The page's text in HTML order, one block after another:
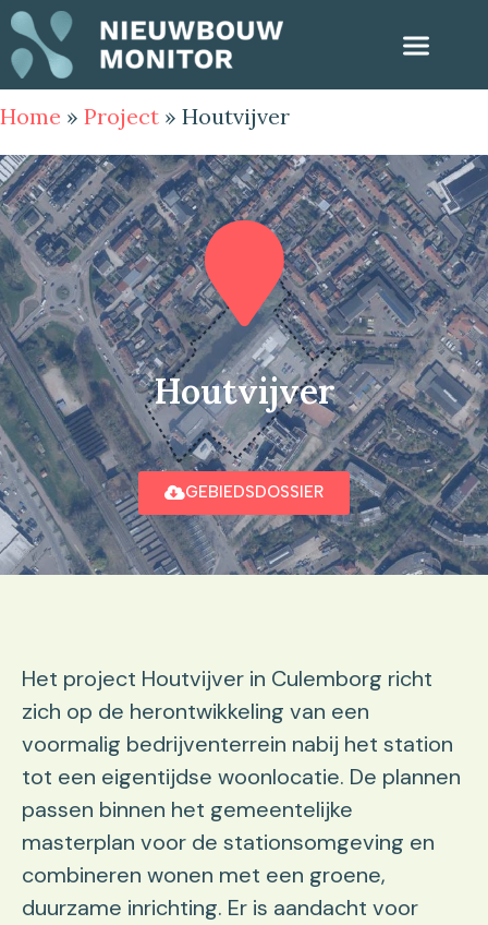
Home » Project » Houtvijver
Houtvijver
GEBIEDSDOSSIER
Het project Houtvijver in Culemborg richt
zich op de herontwikkeling van een
voormalig bedrijventerrein nabij het station
tot een eigentijdse woonlocatie. De plannen
passen binnen het gemeentelijke
masterplan voor de stationsomgeving en
combineren wonen met een groene,
duurzame inrichting. Er is aandacht voor